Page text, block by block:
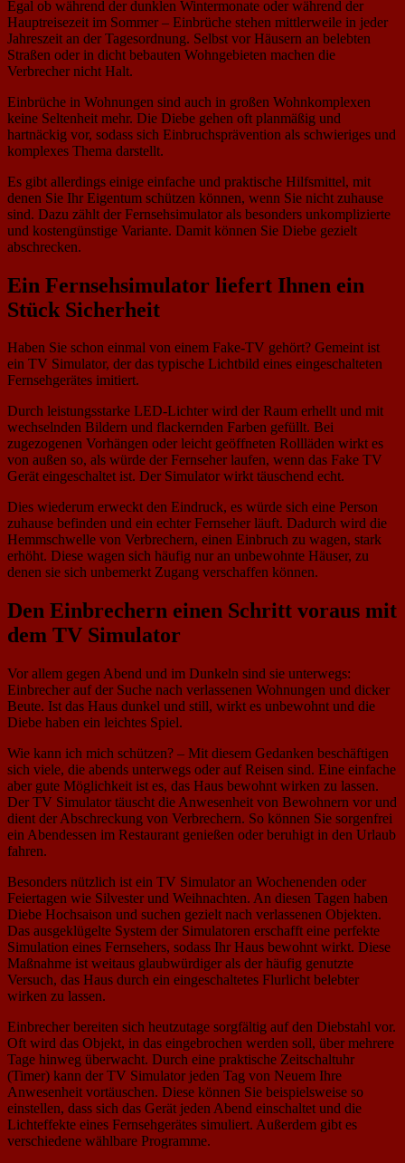
Egal ob während der dunklen Wintermonate oder während der
Hauptreisezeit im Sommer – Einbrüche stehen mittlerweile in jeder
Jahreszeit an der Tagesordnung. Selbst vor Häusern an belebten
Straßen oder in dicht bebauten Wohngebieten machen die
Verbrecher nicht Halt.
Einbrüche in Wohnungen sind auch in großen Wohnkomplexen
keine Seltenheit mehr. Die Diebe gehen oft planmäßig und
hartnäckig vor, sodass sich Einbruchsprävention als schwieriges und
komplexes Thema darstellt.
Es gibt allerdings einige einfache und praktische Hilfsmittel, mit
denen Sie Ihr Eigentum schützen können, wenn Sie nicht zuhause
sind. Dazu zählt der Fernsehsimulator als besonders unkomplizierte
und kostengünstige Variante. Damit können Sie Diebe gezielt
abschrecken.
Ein Fernsehsimulator liefert Ihnen ein
Stück Sicherheit
Haben Sie schon einmal von einem Fake-TV gehört? Gemeint ist
ein TV Simulator, der das typische Lichtbild eines eingeschalteten
Fernsehgerätes imitiert.
Durch leistungsstarke LED-Lichter wird der Raum erhellt und mit
wechselnden Bildern und flackernden Farben gefüllt. Bei
zugezogenen Vorhängen oder leicht geöffneten Rollläden wirkt es
von außen so, als würde der Fernseher laufen, wenn das Fake TV
Gerät eingeschaltet ist. Der Simulator wirkt täuschend echt.
Dies wiederum erweckt den Eindruck, es würde sich eine Person
zuhause befinden und ein echter Fernseher läuft. Dadurch wird die
Hemmschwelle von Verbrechern, einen Einbruch zu wagen, stark
erhöht. Diese wagen sich häufig nur an unbewohnte Häuser, zu
denen sie sich unbemerkt Zugang verschaffen können.
Den Einbrechern einen Schritt voraus mit
dem TV Simulator
Vor allem gegen Abend und im Dunkeln sind sie unterwegs:
Einbrecher auf der Suche nach verlassenen Wohnungen und dicker
Beute. Ist das Haus dunkel und still, wirkt es unbewohnt und die
Diebe haben ein leichtes Spiel.
Wie kann ich mich schützen? – Mit diesem Gedanken beschäftigen
sich viele, die abends unterwegs oder auf Reisen sind. Eine einfache
aber gute Möglichkeit ist es, das Haus bewohnt wirken zu lassen.
Der TV Simulator täuscht die Anwesenheit von Bewohnern vor und
dient der Abschreckung von Verbrechern. So können Sie sorgenfrei
ein Abendessen im Restaurant genießen oder beruhigt in den Urlaub
fahren.
Besonders nützlich ist ein TV Simulator an Wochenenden oder
Feiertagen wie Silvester und Weihnachten. An diesen Tagen haben
Diebe Hochsaison und suchen gezielt nach verlassenen Objekten.
Das ausgeklügelte System der Simulatoren erschafft eine perfekte
Simulation eines Fernsehers, sodass Ihr Haus bewohnt wirkt. Diese
Maßnahme ist weitaus glaubwürdiger als der häufig genutzte
Versuch, das Haus durch ein eingeschaltetes Flurlicht belebter
wirken zu lassen.
Einbrecher bereiten sich heutzutage sorgfältig auf den Diebstahl vor.
Oft wird das Objekt, in das eingebrochen werden soll, über mehrere
Tage hinweg überwacht. Durch eine praktische Zeitschaltuhr
(Timer) kann der TV Simulator jeden Tag von Neuem Ihre
Anwesenheit vortäuschen. Diese können Sie beispielsweise so
einstellen, dass sich das Gerät jeden Abend einschaltet und die
Lichteffekte eines Fernsehgerätes simuliert. Außerdem gibt es
verschiedene wählbare Programme.